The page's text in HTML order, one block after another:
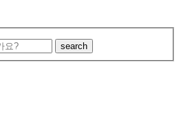
search